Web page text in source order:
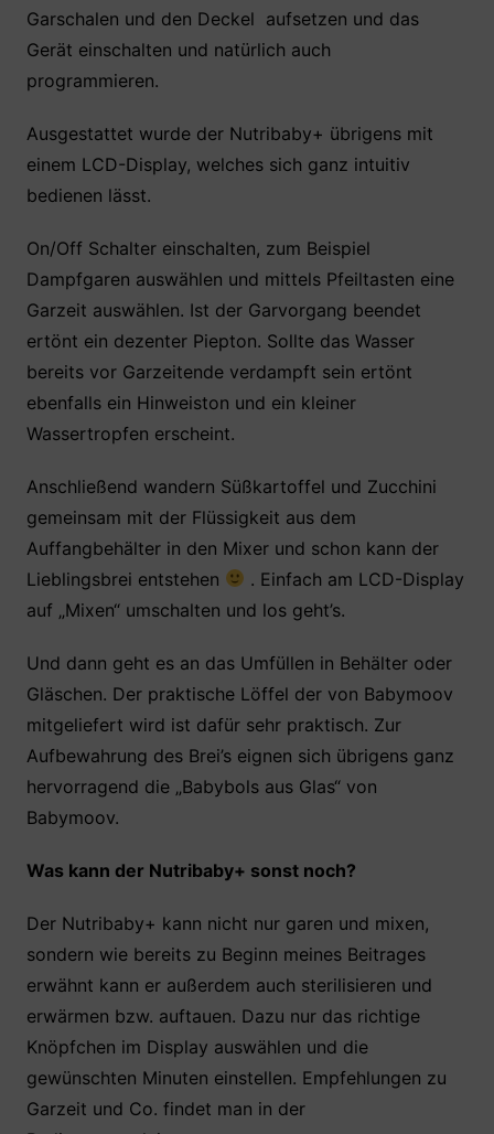
Garschalen und den Deckel aufsetzen und das
Gerät einschalten und natürlich auch
programmieren.
Ausgestattet wurde der Nutribaby+ übrigens mit
einem LCD-Display, welches sich ganz intuitiv
bedienen lässt.
On/Off Schalter einschalten, zum Beispiel
Dampfgaren auswählen und mittels Pfeiltasten eine
Garzeit auswählen. Ist der Garvorgang beendet
ertönt ein dezenter Piepton. Sollte das Wasser
bereits vor Garzeitende verdampft sein ertönt
ebenfalls ein Hinweiston und ein kleiner
Wassertropfen erscheint.
Anschließend wandern Süßkartoffel und Zucchini
gemeinsam mit der Flüssigkeit aus dem
Auffangbehälter in den Mixer und schon kann der
Lieblingsbrei entstehen
. Einfach am LCD-Display
auf „Mixen“ umschalten und los geht’s.
Und dann geht es an das Umfüllen in Behälter oder
Gläschen. Der praktische Löffel der von Babymoov
mitgeliefert wird ist dafür sehr praktisch. Zur
Aufbewahrung des Brei’s eignen sich übrigens ganz
hervorragend die „Babybols aus Glas“ von
Babymoov.
Was kann der Nutribaby+ sonst noch?
Der Nutribaby+ kann nicht nur garen und mixen,
sondern wie bereits zu Beginn meines Beitrages
erwähnt kann er außerdem auch sterilisieren und
erwärmen bzw. auftauen. Dazu nur das richtige
Knöpfchen im Display auswählen und die
gewünschten Minuten einstellen. Empfehlungen zu
Garzeit und Co. findet man in der